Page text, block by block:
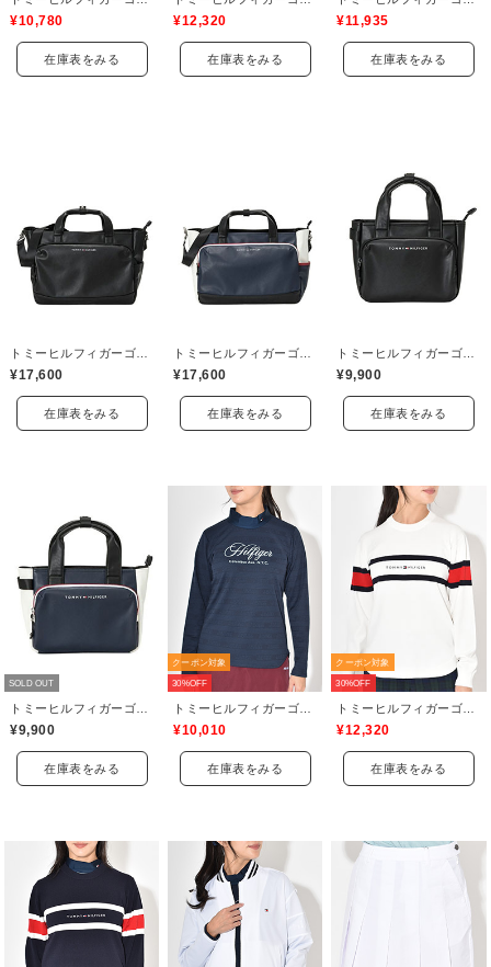
¥10,780
在庫表をみる
¥12,320
在庫表をみる
¥11,935
在庫表をみる
トミーヒルフィガーゴルフ(TOMMY HILFIGER GOLF)
¥17,600
在庫表をみる
トミーヒルフィガーゴルフ(TOMMY HILFIGER GOLF)
¥17,600
在庫表をみる
トミーヒルフィガーゴルフ(TOMMY HILFIGER GOLF)
¥9,900
在庫表をみる
SOLD OUT
¥9,900
在庫表をみる
クーポン対象
30%OFF
¥10,010
在庫表をみる
クーポン対象
30%OFF
¥12,320
在庫表をみる